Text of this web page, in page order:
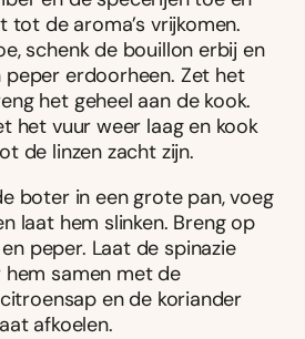
tot de aroma’s vrijkomen.
schenk de bouillon erbij en
erdoorheen. Zet het
het geheel aan de kook.
het vuur weer laag en kook
de linzen zacht zijn.
boter in een grote pan, voeg
laat hem slinken. Breng op
peper. Laat de spinazie
hem samen met de
en de koriander
afkoelen.